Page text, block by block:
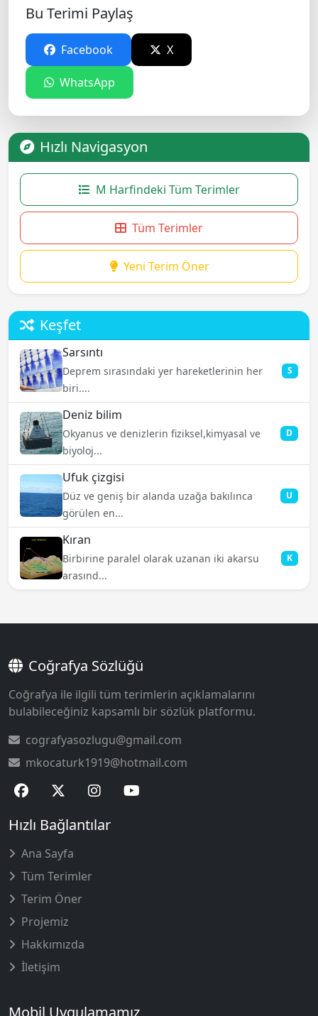
Bu Terimi Paylaş
Facebook X
WhatsApp
Hızlı Navigasyon
M Harfindeki Tüm Terimler
Tüm Terimler
Yeni Terim Öner
Keşfet
Sarsıntı
Deprem sırasındaki yer hareketlerinin her
biri....
S
Deniz bilim
Okyanus ve denizlerin fiziksel,kimyasal ve
biyoloj...
D
Ufuk çizgisi
Düz ve geniş bir alanda uzağa bakılınca
görülen en...
U
Kıran
Birbirine paralel olarak uzanan iki akarsu
arasınd...
K
Coğrafya Sözlüğü
Coğrafya ile ilgili tüm terimlerin açıklamalarını
bulabileceğiniz kapsamlı bir sözlük platformu.
cografyasozlugu@gmail.com
mkocaturk1919@hotmail.com
Hızlı Bağlantılar
Ana Sayfa
Tüm Terimler
Terim Öner
Projemiz
Hakkımızda
İletişim
Mobil Uygulamamız